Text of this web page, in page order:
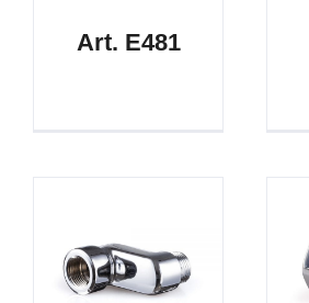
Art. E481